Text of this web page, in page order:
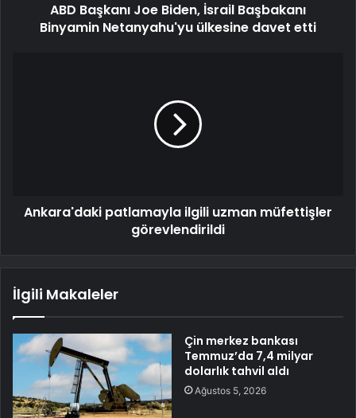
ABD Başkanı Joe Biden, İsrail Başbakanı
Binyamin Netanyahu'yu ülkesine davet etti
Ankara'daki patlamayla ilgili uzman müfettişler
görevlendirildi
İlgili Makaleler
Çin merkez bankası
Temmuz’da 7,4 milyar
dolarlık tahvil aldı
Ağustos 5, 2026